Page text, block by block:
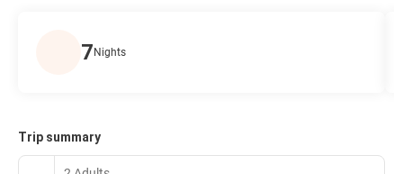
7 Nights
Trip summary